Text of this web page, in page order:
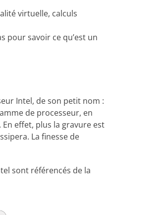
virtuelle, calculs
pour savoir ce qu’est un
Intel, de son petit nom :
de processeur, en
effet, plus la gravure est
La finesse de
sont référencés de la